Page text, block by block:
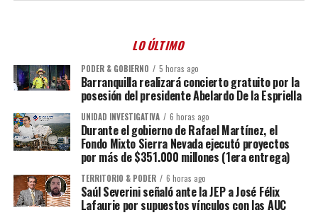
LO ÚLTIMO
PODER & GOBIERNO 5 horas ago
Barranquilla realizará concierto gratuito por la
posesión del presidente Abelardo De la Espriella
UNIDAD INVESTIGATIVA 6 horas ago
Durante el gobierno de Rafael Martínez, el
Fondo Mixto Sierra Nevada ejecutó proyectos
por más de $351.000 millones (1era entrega)
TERRITORIO & PODER 6 horas ago
Saúl Severini señaló ante la JEP a José Félix
Lafaurie por supuestos vínculos con las AUC